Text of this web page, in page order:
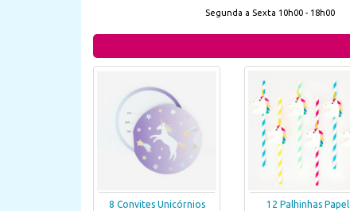
Segunda a Sexta 10h00 - 18h00
8 Convites Unicórnios
12 Palhinhas Papel